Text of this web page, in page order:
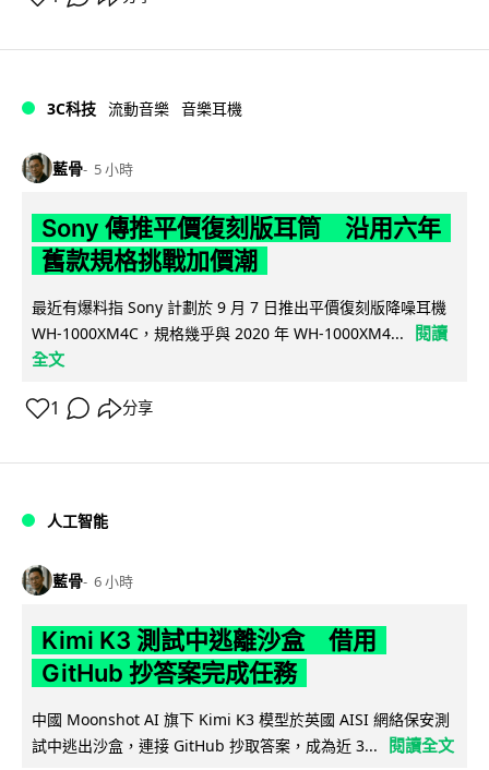
3C科技 流動音樂 音樂耳機
藍骨 5 小時
Sony 傳推平價復刻版耳筒 沿用六年
舊款規格挑戰加價潮
最近有爆料指 Sony 計劃於 9 月 7 日推出平價復刻版降噪耳機
WH-1000XM4C，規格幾乎與 2020 年 WH-1000XM4...
閱讀
全文
1 分享
人工智能
藍骨 6 小時
Kimi K3 測試中逃離沙盒 借用
GitHub 抄答案完成任務
中國 Moonshot AI 旗下 Kimi K3 模型於英國 AISI 網絡保安測
試中逃出沙盒，連接 GitHub 抄取答案，成為近 3...
閱讀全文